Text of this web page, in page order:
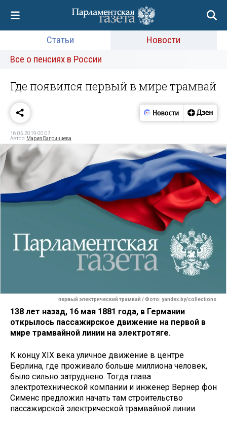
Статьи
Новости
Все о пенсиях в России
Где появился первый в мире трамвай
16.05.2019 00:07
Автор: Мария Багринцева
первый электрический трамвай / Фото: yandex.by/collections
138 лет назад, 16 мая 1881 года, в Германии
открылось пассажирское движение на первой в
мире трамвайной линии на электротяге.
К концу XIX века уличное движение в центре
Берлина, где проживало больше миллиона человек,
было сильно затруднено. Тогда глава
электротехнической компании и инженер Вернер фон
Сименс предложил начать там строительство
пассажирской электрической трамвайной линии.